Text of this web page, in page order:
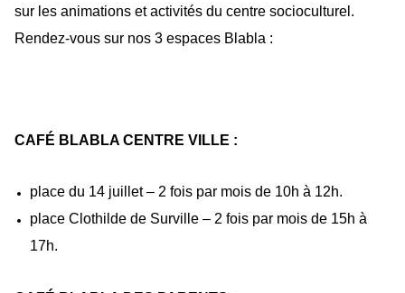
sur les animations et activités du centre socioculturel.
Rendez-vous sur nos 3 espaces Blabla :
CAFÉ BLABLA CENTRE VILLE :
place du 14 juillet – 2 fois par mois de 10h à 12h.
place Clothilde de Surville – 2 fois par mois de 15h à
17h.